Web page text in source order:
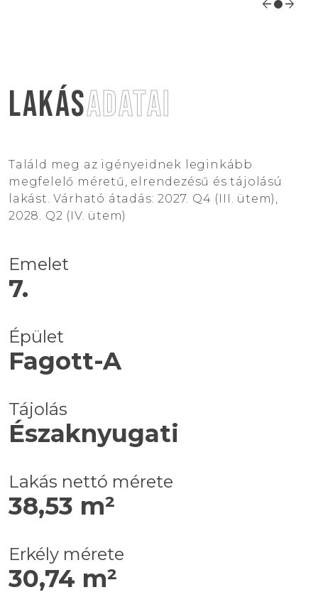
+36 1 203 7876
INFO@SISKIN.HU
arrow_back arrow_forward
LAKÁSADATAI
Találd meg az igényeidnek leginkább
megfelelő méretű, elrendezésű és tájolású
lakást. Várható átadás: 2027. Q4 (III. ütem),
2028. Q2 (IV. ütem)
Emelet
7.
Épület
Fagott-A
Tájolás
Északnyugati
Lakás nettó mérete
38,53 m²
Erkély mérete
30,74 m²